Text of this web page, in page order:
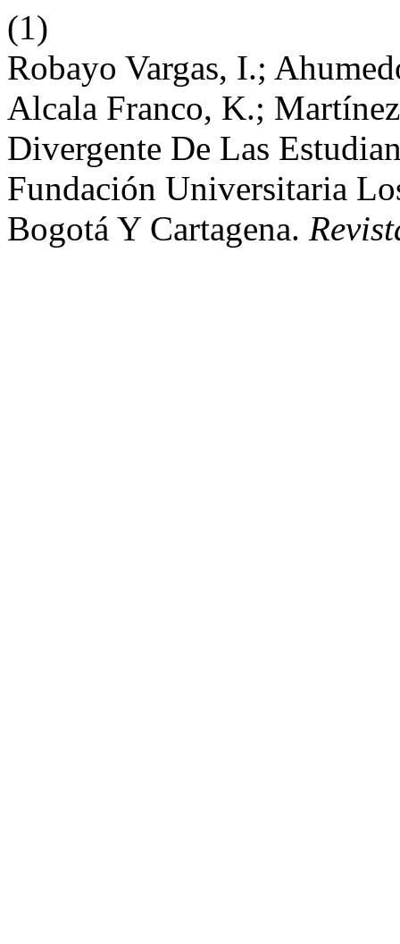
(1)
Robayo Vargas, I.;
Alcala Franco, K.;
Divergente De Las
Fundación Universitaria
Bogotá Y Cartagena.